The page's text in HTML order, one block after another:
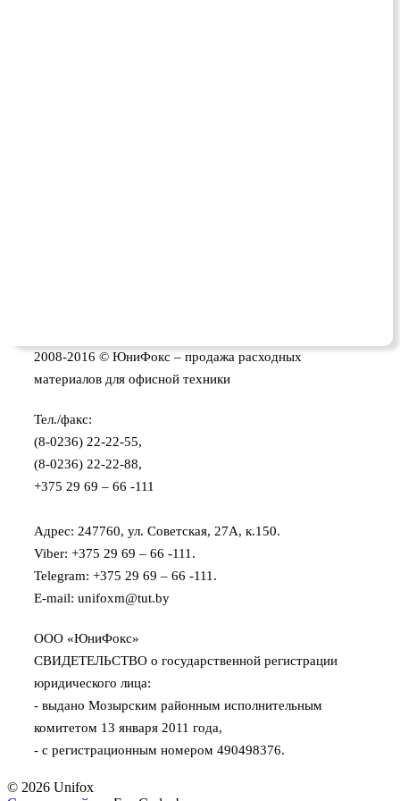
2008-2016 © ЮниФокс – продажа расходных
материалов для офисной техники
Тел./факс:
(8-0236) 22-22-55,
(8-0236) 22-22-88,
+375 29 69 – 66 -111
Адрес: 247760, ул. Советская, 27А, к.150.
Viber: +375 29 69 – 66 -111.
Telegram: +375 29 69 – 66 -111.
E-mail: unifoxm@tut.by
ООО «ЮниФокс»
СВИДЕТЕЛЬСТВО о государственной регистрации
юридического лица:
- выдано Мозырским районным исполнительным
комитетом 13 января 2011 года,
- с регистрационным номером 490498376.
© 2026 Unifox